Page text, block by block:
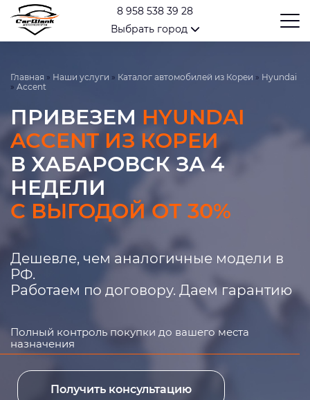
8 958 538 39 28
Выбрать город
Главная » Наши услуги » Каталог автомобилей из Кореи » Hyundai
» Accent
ПРИВЕЗЕМ HYUNDAI
ACCENT ИЗ КОРЕИ
В ХАБАРОВСК ЗА 4
НЕДЕЛИ
С ВЫГОДОЙ ОТ 30%
Дешевле, чем аналогичные модели в
РФ.
Работаем по договору. Даем гарантию
Полный контроль покупки до вашего места
назначения
Получить консультацию